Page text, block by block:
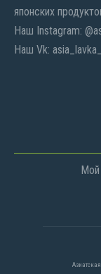
японских
Наш Instagram:
Наш Vk:
Мой